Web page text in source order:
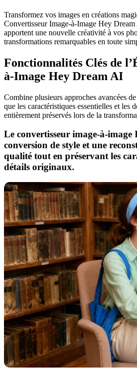
Transformez vos images en créations
Convertisseur Image-à-Image Hey
apportent une nouvelle créativité à vos
transformations remarquables en toute
Fonctionnalités Clés de
à-Image Hey Dream AI
Combine plusieurs approches avancées
que les caractéristiques essentielles et les
entièrement préservés lors de la
Le convertisseur image-à-image
conversion de style et une
qualité tout en préservant les
détails originaux.